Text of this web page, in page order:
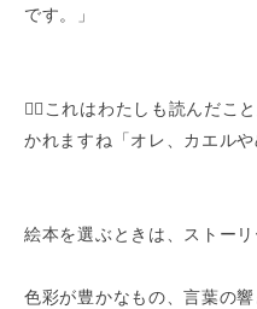
です。」
👇🏻これはわたしも読んだこ
かれますね「オレ、カエルや
絵本を選ぶときは、ストーリ
色彩が豊かなもの、言葉の